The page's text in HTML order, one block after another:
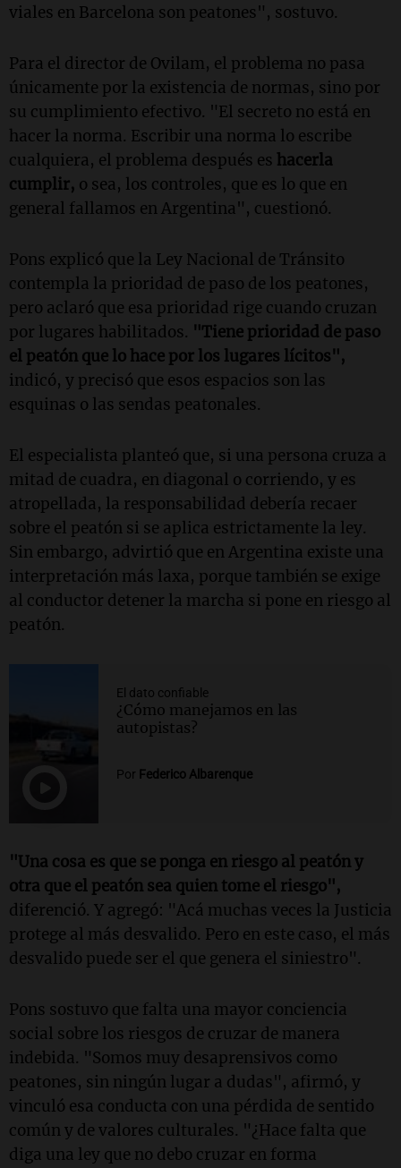
viales en Barcelona son peatones", sostuvo.
Para el director de Ovilam, el problema no pasa
únicamente por la existencia de normas, sino por
su cumplimiento efectivo. "El secreto no está en
hacer la norma. Escribir una norma lo escribe
cualquiera, el problema después es hacerla
cumplir, o sea, los controles, que es lo que en
general fallamos en Argentina", cuestionó.
Pons explicó que la Ley Nacional de Tránsito
contempla la prioridad de paso de los peatones,
pero aclaró que esa prioridad rige cuando cruzan
por lugares habilitados. "Tiene prioridad de paso
el peatón que lo hace por los lugares lícitos",
indicó, y precisó que esos espacios son las
esquinas o las sendas peatonales.
El especialista planteó que, si una persona cruza a
mitad de cuadra, en diagonal o corriendo, y es
atropellada, la responsabilidad debería recaer
sobre el peatón si se aplica estrictamente la ley.
Sin embargo, advirtió que en Argentina existe una
interpretación más laxa, porque también se exige
al conductor detener la marcha si pone en riesgo al
peatón.
El dato confiable
¿Cómo manejamos en las
autopistas?
Por Federico Albarenque
"Una cosa es que se ponga en riesgo al peatón y
otra que el peatón sea quien tome el riesgo",
diferenció. Y agregó: "Acá muchas veces la Justicia
protege al más desvalido. Pero en este caso, el más
desvalido puede ser el que genera el siniestro".
Pons sostuvo que falta una mayor conciencia
social sobre los riesgos de cruzar de manera
indebida. "Somos muy desaprensivos como
peatones, sin ningún lugar a dudas", afirmó, y
vinculó esa conducta con una pérdida de sentido
común y de valores culturales. "¿Hace falta que
diga una ley que no debo cruzar en forma